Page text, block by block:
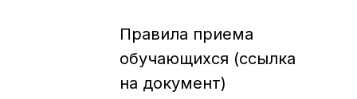
Правила приема
обучающихся (ссылка
на документ)